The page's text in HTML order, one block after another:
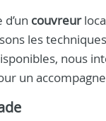
couvreur
les
nous
un